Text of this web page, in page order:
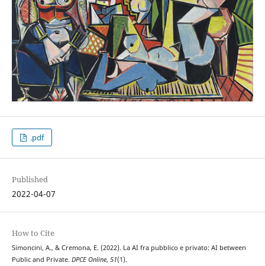
.pdf
Published
2022-04-07
How to Cite
Simoncini, A., & Cremona, E. (2022). La AI fra pubblico e privato: AI between
Public and Private. DPCE Online, 51(1).